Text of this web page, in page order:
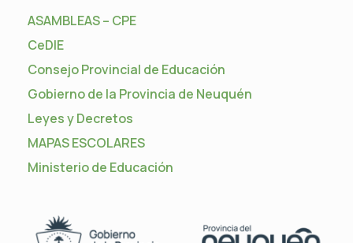
ASAMBLEAS – CPE
CeDIE
Consejo Provincial de Educación
Gobierno de la Provincia de Neuquén
Leyes y Decretos
MAPAS ESCOLARES
Ministerio de Educación